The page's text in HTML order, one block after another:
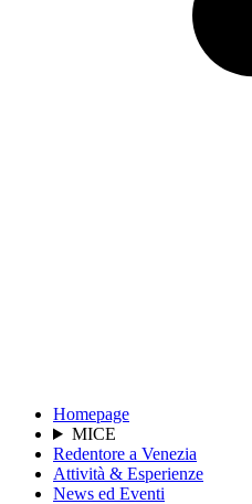
Homepage
MICE
Redentore a Venezia
Attività & Esperienze
News ed Eventi